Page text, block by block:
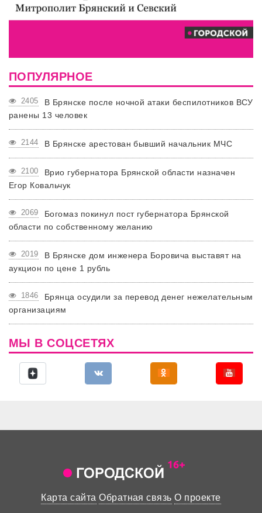
ПОПУЛЯРНОЕ
2405
В Брянске после ночной атаки беспилотников ВСУ
ранены 13 человек
2144 В Брянске арестован бывший начальник МЧС
2100
Врио губернатора Брянской области назначен
Егор Ковальчук
2069
Богомаз покинул пост губернатора Брянской
области по собственному желанию
2019
В Брянске дом инженера Боровича выставят на
аукцион по цене 1 рубль
1846
Брянца осудили за перевод денег нежелательным
организациям
МЫ В СОЦСЕТЯХ
Карта сайта Обратная связь О проекте